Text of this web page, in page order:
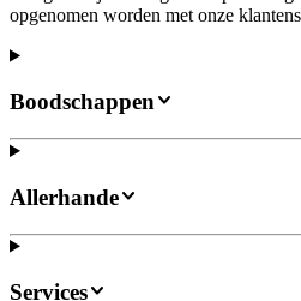
opgenomen worden met onze
Boodschappen
Allerhande
Services